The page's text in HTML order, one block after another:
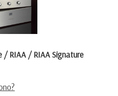
/ RIAA / RIAA Signature
?